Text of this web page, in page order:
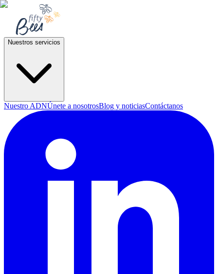
Nuestros servicios
Nuestro ADNÚnete a nosotrosBlog y noticiasContáctanos